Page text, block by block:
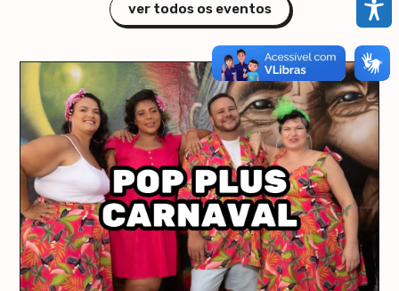
ver todos os eventos